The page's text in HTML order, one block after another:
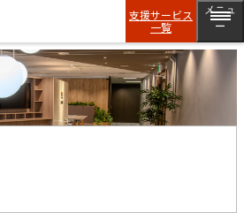
支援サービス
一覧
メニュ
ー